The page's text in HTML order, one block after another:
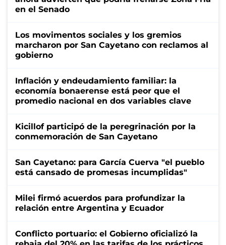
en el Senado
Los movimentos sociales y los gremios
marcharon por San Cayetano con reclamos al
gobierno
Inflación y endeudamiento familiar: la
economía bonaerense está peor que el
promedio nacional en dos variables clave
Kicillof participó de la peregrinación por la
conmemoración de San Cayetano
San Cayetano: para García Cuerva "el pueblo
está cansado de promesas incumplidas"
Milei firmó acuerdos para profundizar la
relación entre Argentina y Ecuador
Conflicto portuario: el Gobierno oficializó la